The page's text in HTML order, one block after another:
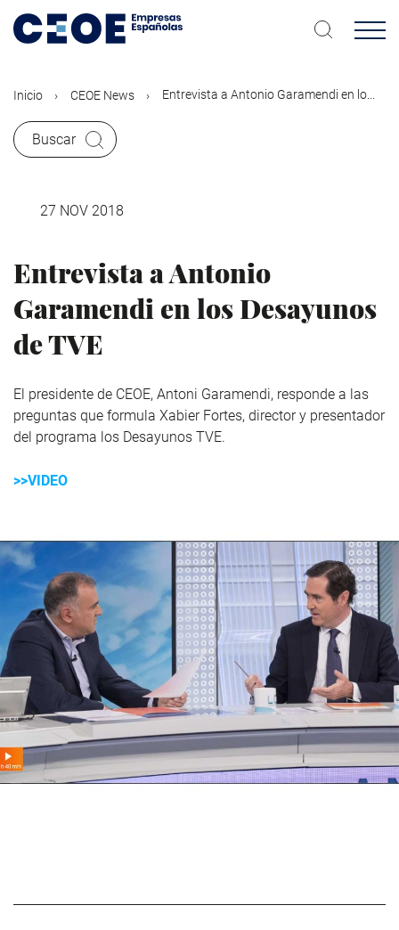
contenido
Inicio CEOE News Entrevista a Antonio Garamendi en lo...
Buscar
27 NOV 2018
Entrevista a Antonio
Garamendi en los Desayunos
de TVE
El presidente de CEOE, Antoni Garamendi, responde a las
preguntas que formula Xabier Fortes, director y presentador
del programa los Desayunos TVE.
>>VIDEO